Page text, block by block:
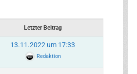
Letzter Beitrag
13.11.2022 um 17:33
Redaktion